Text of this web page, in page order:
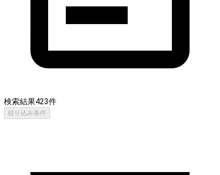
検索結果423件
絞り込み条件